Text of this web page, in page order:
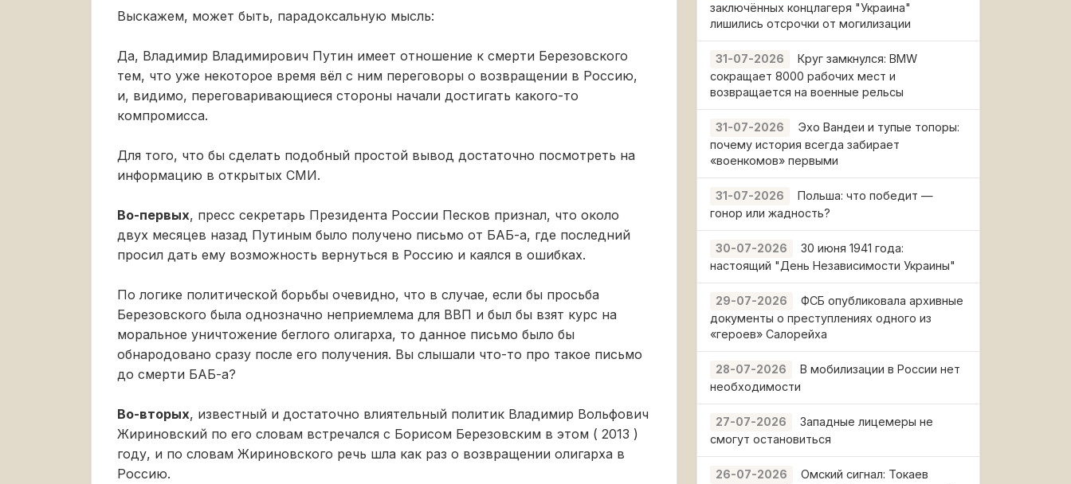
Выскажем, может быть, парадоксальную мысль:
Да, Владимир Владимирович Путин имеет отношение к смерти Березовского
тем, что уже некоторое время вёл с ним переговоры о возвращении в Россию,
и, видимо, переговаривающиеся стороны начали достигать какого-то
компромисса.
Для того, что бы сделать подобный простой вывод достаточно посмотреть на
информацию в открытых СМИ.
Во-первых, пресс секретарь Президента России Песков признал, что около
двух месяцев назад Путиным было получено письмо от БАБ-а, где последний
просил дать ему возможность вернуться в Россию и каялся в ошибках.
По логике политической борьбы очевидно, что в случае, если бы просьба
Березовского была однозначно неприемлема для ВВП и был бы взят курс на
моральное уничтожение беглого олигарха, то данное письмо было бы
обнародовано сразу после его получения. Вы слышали что-то про такое письмо
до смерти БАБ-а?
Во-вторых, известный и достаточно влиятельный политик Владимир Вольфович
Жириновский по его словам встречался с Борисом Березовским в этом ( 2013 )
году, и по словам Жириновского речь шла как раз о возвращении олигарха в
Россию.
заключённых концлагеря "Украина"
лишились отсрочки от могилизации
31-07-2026
Круг замкнулся: BMW
сокращает 8000 рабочих мест и
возвращается на военные рельсы
31-07-2026
Эхо Вандеи и тупые топоры:
почему история всегда забирает
«военкомов» первыми
31-07-2026
Польша: что победит —
гонор или жадность?
30-07-2026
30 июня 1941 года:
настоящий "День Независимости Украины"
29-07-2026
ФСБ опубликовала архивные
документы о преступлениях одного из
«героев» Салорейха
28-07-2026
В мобилизации в России нет
необходимости
27-07-2026
Западные лицемеры не
смогут остановиться
26-07-2026
Омский сигнал: Токаев